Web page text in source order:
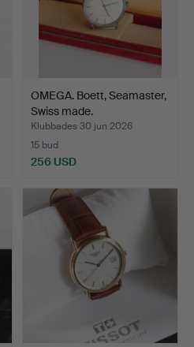
OMEGA. Boett, Seamaster,
Swiss made.
Klubbades 30 jun 2026
15 bud
256 USD